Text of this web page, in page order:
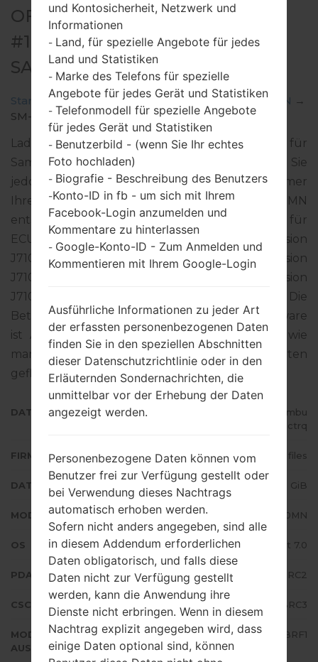
OFFIZIELLER FIRMWARE
#16975 FÜR SM-J710MN -
SAMSUNGGALAXY J7 2016
Startseite →Galaxy J7 2016 → SamsungSM-J710MN →
SM-J710MN_1_20180613045701_mbu5ohctrq.zip
Laden Sie das neueste Firmware-Update für
Samsung Galaxy J7 2016 herunter. Vergessen Sie
jedoch nicht zu überprüfen, ob die Modellnummer
Ihres Smartphones dem angegebenen SM-J710MN
entspricht. Der Firmware-Code EON ist für
ECUADOR. Das Produkt wird mit der PDA-Version
J710MNUBU4BRC2 und CSC-Version
J710MNUUB4BRC3, MODEM-Version
J710MNUBU4BRF1 geliefert. Die
Betriebssystemversion der angegebenen Firmware
ist Android Nougat 7.0. Detalierte Anleitung, wie
man die Standart - Firmware auf Samsung-Geräten
geflascht wird,gibt es hier
DATEINAME
SM-J710MN_1_20180613045701_mbu
5ohctrq
FIRMWARE TYP 4 files
DATEIGRÖSSE 1.49 GiB
MODELL Samsung SM-J710MN
OS Android Nougat 7.0
PDA/AP AUSFÜHRUNG J710MNUBU4BRC2
CSC AUSFÜHRUNG J710MNUUB4BRC3
MODEM/CP
AUSFÜHRUNG
J710MNUBU4BRF1
und Kontosicherheit, Netzwerk und
Informationen
- Land, für spezielle Angebote für jedes
Land und Statistiken
- Marke des Telefons für spezielle
Angebote für jedes Gerät und Statistiken
- Telefonmodell für spezielle Angebote
für jedes Gerät und Statistiken
- Benutzerbild - (wenn Sie Ihr echtes
Foto hochladen)
- Biografie - Beschreibung des Benutzers
-Konto-ID in fb - um sich mit Ihrem
Facebook-Login anzumelden und
Kommentare zu hinterlassen
- Google-Konto-ID - Zum Anmelden und
Kommentieren mit Ihrem Google-Login
Ausführliche Informationen zu jeder Art
der erfassten personenbezogenen Daten
finden Sie in den speziellen Abschnitten
dieser Datenschutzrichtlinie oder in den
Erläuternden Sondernachrichten, die
unmittelbar vor der Erhebung der Daten
angezeigt werden.
Personenbezogene Daten können vom
Benutzer frei zur Verfügung gestellt oder
bei Verwendung dieses Nachtrags
automatisch erhoben werden.
Sofern nicht anders angegeben, sind alle
in diesem Addendum erforderlichen
Daten obligatorisch, und falls diese
Daten nicht zur Verfügung gestellt
werden, kann die Anwendung ihre
Dienste nicht erbringen. Wenn in diesem
Nachtrag explizit angegeben wird, dass
einige Daten optional sind, können